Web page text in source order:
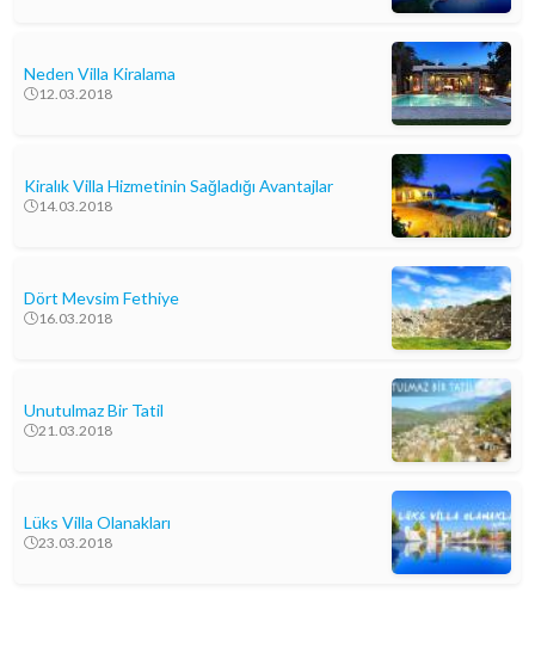
Neden Villa Kiralama
12.03.2018
Kiralık Villa Hizmetinin Sağladığı Avantajlar
14.03.2018
Dört Mevsim Fethiye
16.03.2018
Unutulmaz Bir Tatil
21.03.2018
Lüks Villa Olanakları
23.03.2018